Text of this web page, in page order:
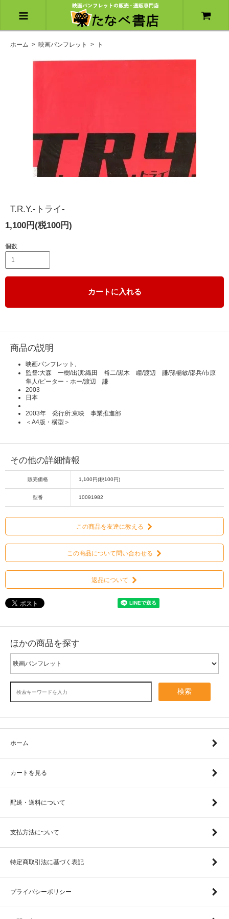
ホーム > 映画パンフレット > ト
T.R.Y.-トライ-
1,100円(税100円)
個数
カートに入れる
商品の説明
映画パンフレット,
監督:大森 一樹/出演:織田 裕二/黒木 瞳/渡辺 謙/孫暢敏/邵兵/市原
隼人/ピーター・ホー/渡辺 謙
2003
日本
2003年 発行所:東映 事業推進部
＜A4版・横型＞
その他の詳細情報
販売価格 1,100円(税100円)
型番 10091982
この商品を友達に教える
この商品について問い合わせる
返品について
ほかの商品を探す
検索
ホーム
カートを見る
配送・送料について
支払方法について
特定商取引法に基づく表記
プライバシーポリシー